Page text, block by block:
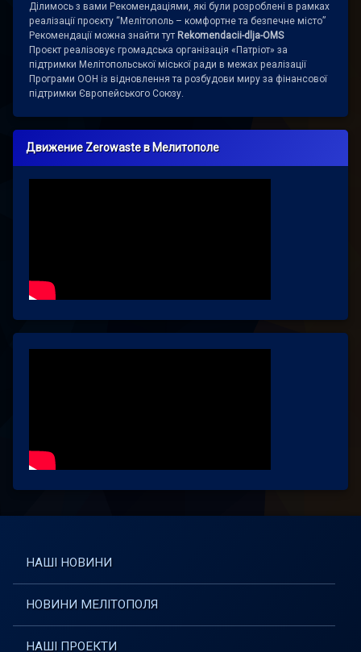
Ділимось з вами Рекомендаціями, які були розроблені в рамках
реалізації проєкту “Мелітополь – комфортне та безпечне місто”
Рекомендації можна знайти тут Rekomendacii-dlja-OMS
Проєкт реалізовує громадська організація «Патріот» за
підтримки Мелітопольської міської ради в межах реалізації
Програми ООН із відновлення та розбудови миру за фінансової
підтримки Європейського Союзу.
Движение Zerowaste в Мелитополе
НАШІ НОВИНИ
НОВИНИ МЕЛІТОПОЛЯ
НАШІ ПРОЕКТИ